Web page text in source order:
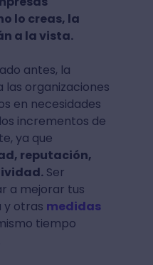
lo creas, la
a la vista.
antes, la
organizaciones
en necesidades
incrementos de
ya que
reputación,
Ser
a mejorar tus
y otras medidas
tiempo